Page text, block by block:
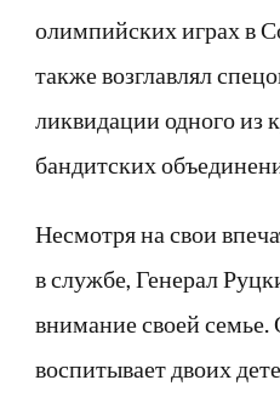
олимпийских играх в
также возглавлял
ликвидации одного из
бандитских
Несмотря на свои
в службе, Генерал
внимание своей
воспитывает двоих